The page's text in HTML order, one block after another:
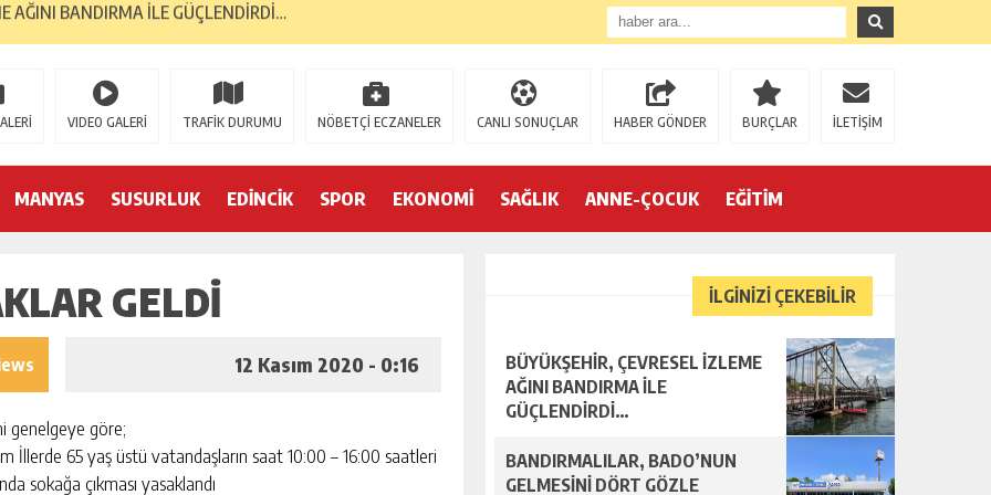
DÖRT GÖZLE BEKLİYOR…
SÜRDÜRDÜ…
DEMOKRASİ PLATFORMU’NDAN…
GAZİLERİNE 52 YIL SONRA AHD-İ VEFA…
YILINDA; 2 BİN 226 MEZUN…
2. GENÇLİK MERKEZİ…
VIDEO GALERİ TRAFİK DURUMU NÖBETÇİ ECZANELER CANLI SONUÇLAR HABER GÖNDER BURÇLAR İLETİŞİM
MANYAS SUSURLUK EDİNCİK SPOR EKONOMİ SAĞLIK ANNE-ÇOCUK EĞİTİM
GELDI
12 Kasım 2020 - 0:16
genelgeye göre;
İllerde 65 yaş üstü vatandaşların saat 10:00 – 16:00 saatleri
sokağa çıkması yasaklandı
İLGİNİZİ ÇEKEBİLİR
BÜYÜKŞEHİR, ÇEVRESEL İZLEME
AĞINI BANDIRMA İLE
GÜÇLENDİRDİ…
BANDIRMALILAR, BADO’NUN
GELMESİNİ DÖRT GÖZLE